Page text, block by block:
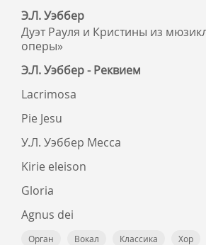
Э.Л. Уэббер
Дуэт Рауля и Кристины из
оперы»
Э.Л. Уэббер - Реквием
Lacrimosa
Pie Jesu
У.Л. Уэббер Месса
Kirie eleison
Gloria
Agnus dei
Орган Вокал Классика Хор